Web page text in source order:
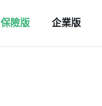
保險版 企業版